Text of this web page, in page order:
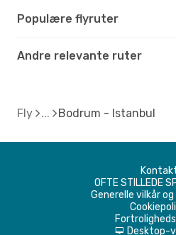
Populære flyruter
Andre relevante ruter
Fly Bodrum - Istanbul
OFTE STILLEDE
Generelle vilkår
d Desktop-